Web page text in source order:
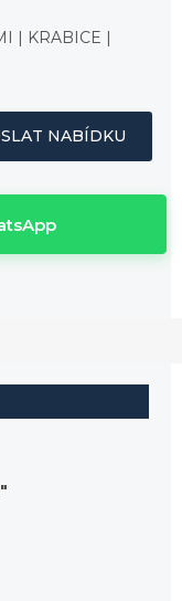
| KRABICE |
NABÍDKU